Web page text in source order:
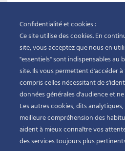
Connexion
Flux des publications
Flux des commentaires
Site de WordPress-FR
Confidentialité et cookies :
Ce site utilise des cookies. En
site, vous acceptez que nous en
"essentiels" sont indispensables
site. Ils vous permettent d'accéder
compris celles nécessitant de
données générales d'audience et
Les autres cookies, dits
meilleure compréhension des
aident à mieux connaître vos
des services toujours plus